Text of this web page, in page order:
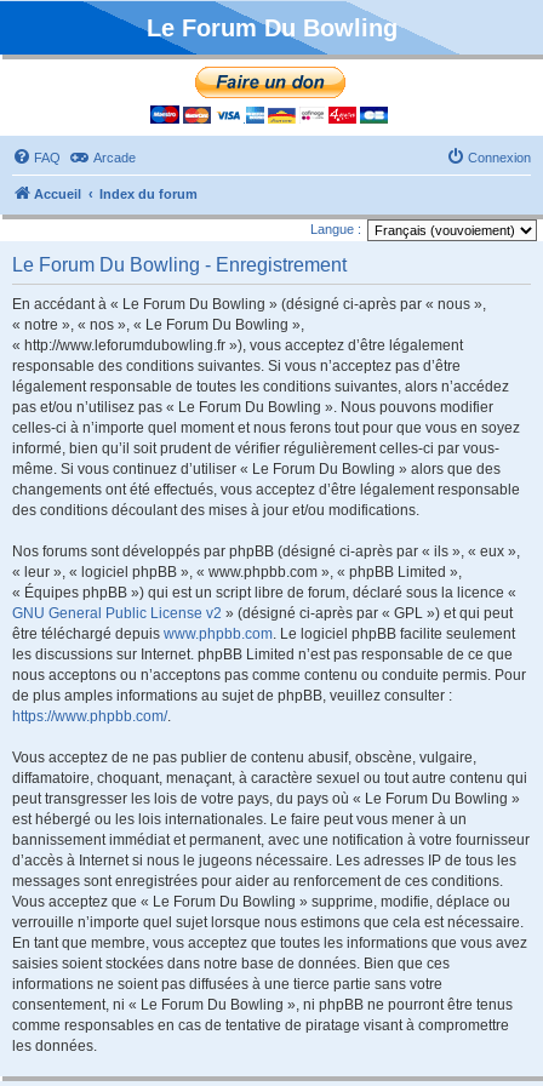
Le Forum Du Bowling
FAQ Arcade Connexion
Accueil Index du forum
Langue :
Le Forum Du Bowling - Enregistrement
En accédant à « Le Forum Du Bowling » (désigné ci-après par « nous »,
« notre », « nos », « Le Forum Du Bowling »,
« http://www.leforumdubowling.fr »), vous acceptez d’être légalement
responsable des conditions suivantes. Si vous n’acceptez pas d’être
légalement responsable de toutes les conditions suivantes, alors n’accédez
pas et/ou n’utilisez pas « Le Forum Du Bowling ». Nous pouvons modifier
celles-ci à n’importe quel moment et nous ferons tout pour que vous en soyez
informé, bien qu’il soit prudent de vérifier régulièrement celles-ci par vous-
même. Si vous continuez d’utiliser « Le Forum Du Bowling » alors que des
changements ont été effectués, vous acceptez d’être légalement responsable
des conditions découlant des mises à jour et/ou modifications.
Nos forums sont développés par phpBB (désigné ci-après par « ils », « eux »,
« leur », « logiciel phpBB », « www.phpbb.com », « phpBB Limited »,
« Équipes phpBB ») qui est un script libre de forum, déclaré sous la licence «
GNU General Public License v2 » (désigné ci-après par « GPL ») et qui peut
être téléchargé depuis www.phpbb.com. Le logiciel phpBB facilite seulement
les discussions sur Internet. phpBB Limited n’est pas responsable de ce que
nous acceptons ou n’acceptons pas comme contenu ou conduite permis. Pour
de plus amples informations au sujet de phpBB, veuillez consulter :
https://www.phpbb.com/.
Vous acceptez de ne pas publier de contenu abusif, obscène, vulgaire,
diffamatoire, choquant, menaçant, à caractère sexuel ou tout autre contenu qui
peut transgresser les lois de votre pays, du pays où « Le Forum Du Bowling »
est hébergé ou les lois internationales. Le faire peut vous mener à un
bannissement immédiat et permanent, avec une notification à votre fournisseur
d’accès à Internet si nous le jugeons nécessaire. Les adresses IP de tous les
messages sont enregistrées pour aider au renforcement de ces conditions.
Vous acceptez que « Le Forum Du Bowling » supprime, modifie, déplace ou
verrouille n’importe quel sujet lorsque nous estimons que cela est nécessaire.
En tant que membre, vous acceptez que toutes les informations que vous avez
saisies soient stockées dans notre base de données. Bien que ces
informations ne soient pas diffusées à une tierce partie sans votre
consentement, ni « Le Forum Du Bowling », ni phpBB ne pourront être tenus
comme responsables en cas de tentative de piratage visant à compromettre
les données.